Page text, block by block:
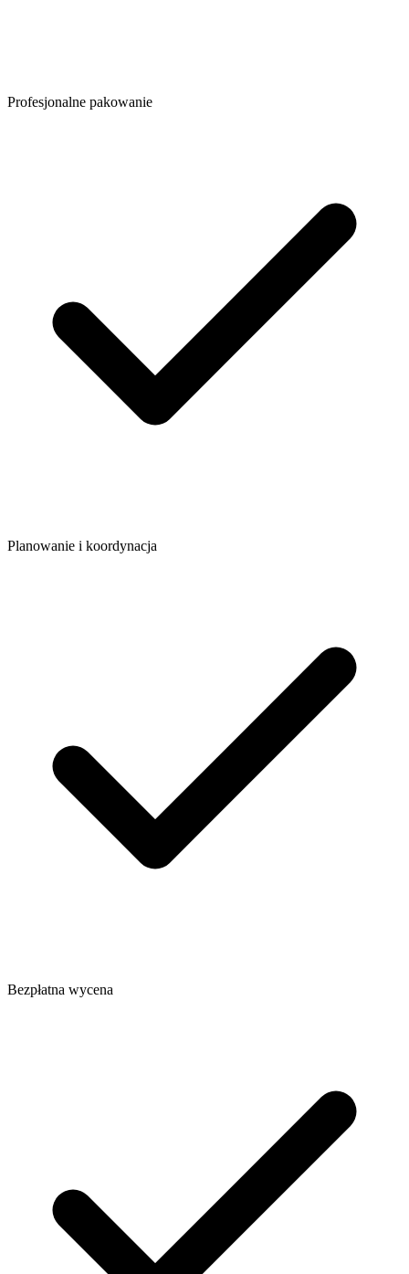
Profesjonalne pakowanie
Planowanie i koordynacja
Bezpłatna wycena